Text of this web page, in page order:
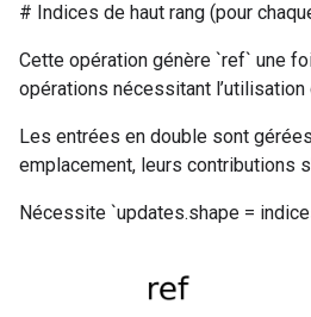
# Indices de haut rang (pour
Cette opération génère `ref` une
opérations nécessitant
Les entrées en double sont
emplacement, leurs contributions
Nécessite `updates.shape =